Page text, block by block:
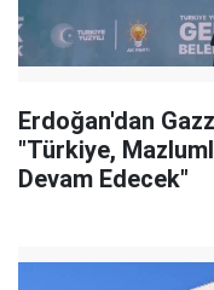
Erdoğan'dan
"Türkiye,
Devam Edecek"